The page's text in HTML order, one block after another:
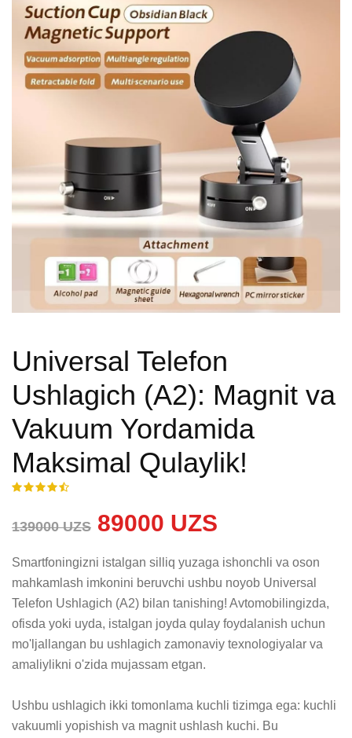
Universal Telefon
Ushlagich (A2): Magnit va
Vakuum Yordamida
Maksimal Qulaylik!
139000 UZS 89000 UZS
Smartfoningizni istalgan silliq yuzaga ishonchli va oson
mahkamlash imkonini beruvchi ushbu noyob Universal
Telefon Ushlagich (A2) bilan tanishing! Avtomobilingizda,
ofisda yoki uyda, istalgan joyda qulay foydalanish uchun
mo'ljallangan bu ushlagich zamonaviy texnologiyalar va
amaliylikni o'zida mujassam etgan.
Ushbu ushlagich ikki tomonlama kuchli tizimga ega: kuchli
vakuumli yopishish va magnit ushlash kuchi. Bu